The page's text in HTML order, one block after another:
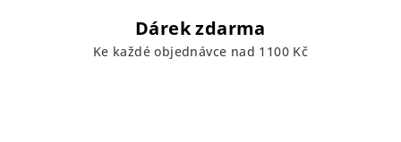
Dárek zdarma
Ke každé objednávce nad 1100 Kč